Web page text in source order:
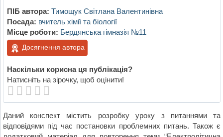
ПІБ автора: Тимощук Світлана Валентинівна
Посада: вчитель хімії та біології
Місце роботи: Бердянська гімназія №11
Досягнення автора
Наскільки корисна ця публікація?
Натисніть на зірочку, щоб оцінити!
Даний конспект містить розробку уроку з питаннями та
відповідями під час постановки проблемних питань. Також є